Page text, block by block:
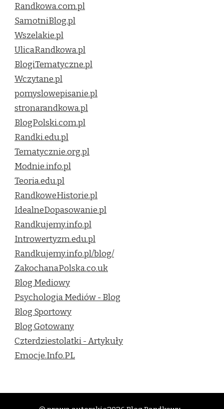
Randkowa.com.pl
SamotniBlog.pl
Wszelakie.pl
UlicaRandkowa.pl
BlogiTematyczne.pl
Wczytane.pl
pomyslowepisanie.pl
stronarandkowa.pl
BlogPolski.com.pl
Randki.edu.pl
Tematycznie.org.pl
Modnie.info.pl
Teoria.edu.pl
RandkoweHistorie.pl
IdealneDopasowanie.pl
Randkujemy.info.pl
Introwertyzm.edu.pl
Randkujemy.info.pl/blog/
ZakochanaPolska.co.uk
Blog Mediowy
Psychologia Mediów - Blog
Blog Sportowy
Blog Gotowany
Czterdziestolatki - Artykuły
Emocje.Info.PL